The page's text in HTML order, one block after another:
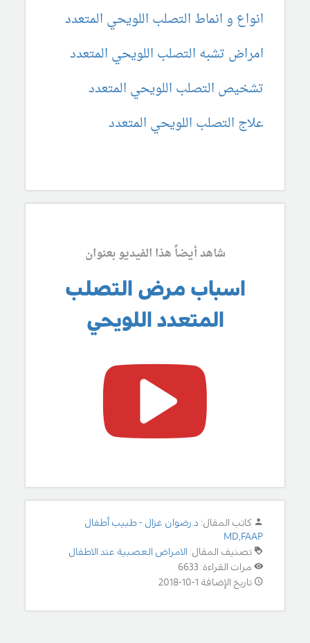
انواع و انماط التصلب اللويحي المتعدد
امراض تشبه التصلب اللويحي المتعدد
تشخيص التصلب اللويحي المتعدد
علاج التصلب اللويحي المتعدد
شاهد أيضاً هذا الفيديو بعنوان
اسباب مرض التصلب
المتعدد اللويحي
كاتب المقال: د.رضوان غزال - طبيب أطفال
MD,FAAP
تصنيف المقال: الامراض العصبية عند الاطفال
مرات القراءة: 6633
تاريخ الإضافة 1-10-2018